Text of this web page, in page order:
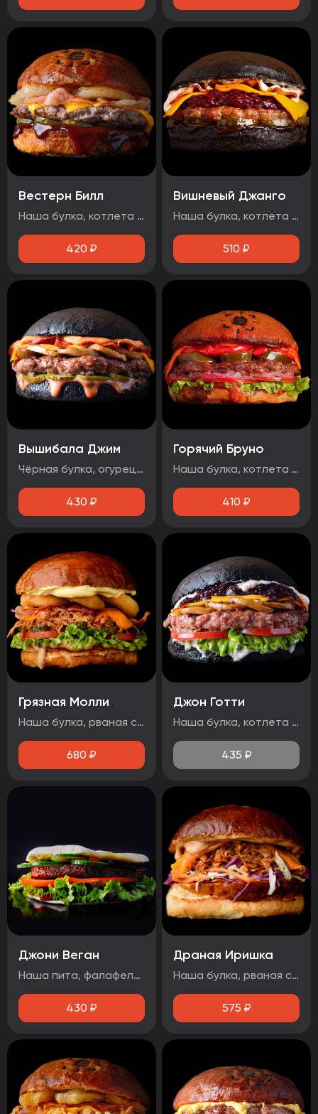
Вестерн Билл
Наша булка, котлета говяжья, луковые кольца, огурец маринованный, бекон, сыр чеддер, соус барбекю.
420 ₽
Вишневый Джанго
Наша булка, котлета говяжья, бекон, огурец маринованный, вишнёвый чатни, сыр чеддер, соус барбекю, чесночный соус, Осторожно! Могут попадаться косточки вишни!
510 ₽
Вышибала Джим
Чёрная булка, огурец маринованный, говядина, грибы, бекон, сыр чеддер, два фирменных соуса
430 ₽
Горячий Бруно
Наша булка, котлета говяжья, помидор, лук маринованный, лист салата, соус барбекю, перец болгарский тушеный, халапеньо, сыр чеддер, острый соус.
410 ₽
Грязная Молли
Наша булка, рваная свинина, лист салата, бекон, огурец маринованный, помидор, сыр чеддер, луковые кольца, соус барбекю, медово-горчичный соус.
680 ₽
Джон Готти
Наша булка, котлета говяжья, помидор, лист салата, соус дорблю, грибы, сыр чеддер, луковый джем, чесночный соус.
435 ₽
Джони Веган
Наша пита, фалафель, лист салата, помидор, свежий огурец, соус 1000 островов.
430 ₽
Драная Иришка
Наша булка, рваная свинина, салат Коул Слоу, сыр чеддер, соус барбекю.
575 ₽